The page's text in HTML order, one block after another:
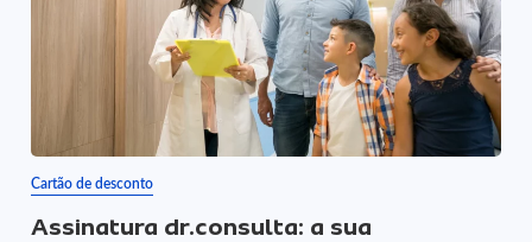
Cartão de desconto
Assinatura dr.consulta: a sua